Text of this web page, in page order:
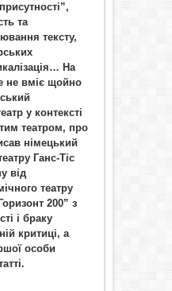
та
тексту,
На
не вміє щойно
у контексті
театром, про
німецький
Ганс-Тіс
від
театру
200” з
і браку
критиці, а
особи